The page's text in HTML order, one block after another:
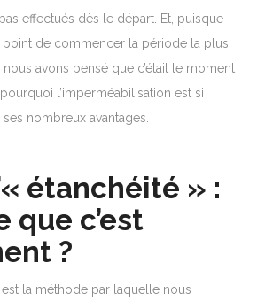
effectués dès le départ. Et, puisque
de commencer la période la plus
nous avons pensé que c’était le moment
l’imperméabilisation est si
nombreux avantages.
étanchéité » :
que c’est
?
est la méthode par laquelle nous